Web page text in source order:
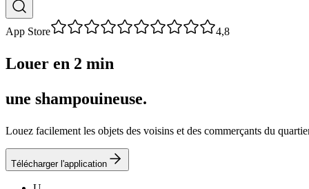
App Store 4,8
Louer en 2 min
une shampouineuse.
Louez facilement les objets des voisins et des commerçants du
Télécharger l'application